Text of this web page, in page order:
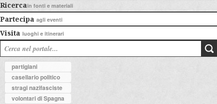
Ricercain fonti e materiali
Partecipa agli eventi
Visita luoghi e itinerari
partigiani
casellario politico
stragi nazifasciste
volontari di Spagna